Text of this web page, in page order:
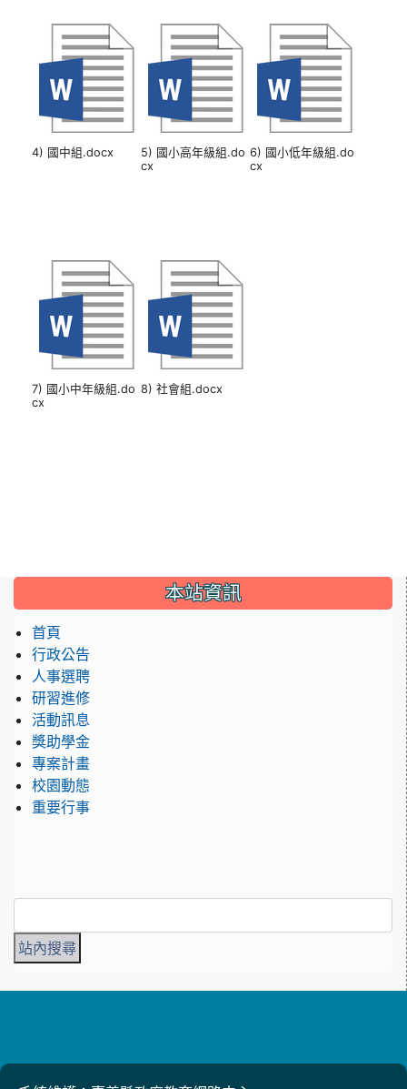
4) 國中組.docx
5) 國小高年級組.do
cx
6) 國小低年級組.do
cx
7) 國小中年級組.do
cx
8) 社會組.docx
本站資訊
首頁
行政公告
人事選聘
研習進修
活動訊息
獎助學金
專案計畫
校園動態
重要行事